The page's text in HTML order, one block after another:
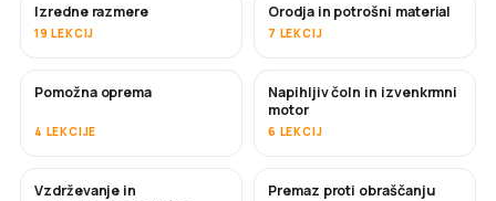
Izredne razmere
19 LEKCIJ
Orodja in potrošni material
7 LEKCIJ
Pomožna oprema
4 LEKCIJE
Napihljiv čoln in izvenkrmni
motor
6 LEKCIJ
Vzdrževanje in
KMALU
Premaz proti obraščanju